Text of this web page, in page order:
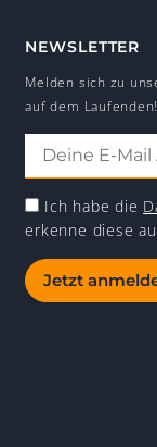
NEWSLETTER
Melden sich zu
auf dem Laufenden!
Ich habe die
erkenne diese